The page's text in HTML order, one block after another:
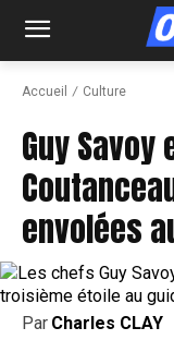
Accueil Culture
Guy
envolées
Par Charles CLAY